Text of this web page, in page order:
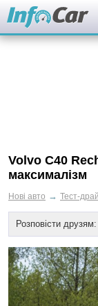
Volvo C40
максималізм
Нові авто → Тест-
Розповісти друзям: